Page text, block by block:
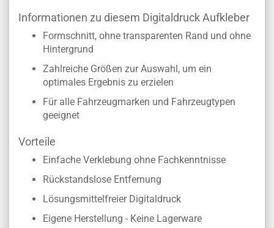
Informationen zu diesem Digitaldruck Aufkleber
Formschnitt, ohne transparenten Rand und ohne
Hintergrund
Zahlreiche Größen zur Auswahl, um ein
optimales Ergebnis zu erzielen
Für alle Fahrzeugmarken und Fahrzeugtypen
geeignet
Vorteile
Einfache Verklebung ohne Fachkenntnisse
Rückstandslose Entfernung
Lösungsmittelfreier Digitaldruck
Eigene Herstellung - Keine Lagerware